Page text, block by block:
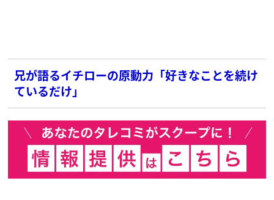
兄が語るイチローの原動力「好きなことを続け
ているだけ」